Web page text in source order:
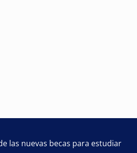
las nuevas becas para estudiar